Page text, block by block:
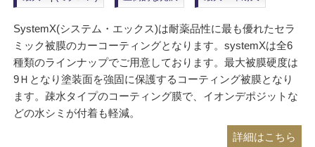
SystemX(システム・エックス)は耐薬品性に最も優れたセラ
ミック被膜のカーコーティングとなります。systemXは全6
種類のラインナップでご用意しております。最大被膜硬度は
9Ｈとなり塗装面を強固に保護するコーティング被膜となり
ます。疎水タイプのコーティング膜で、イオンデポジットな
どの水シミが付着も軽減。
詳細はこちら